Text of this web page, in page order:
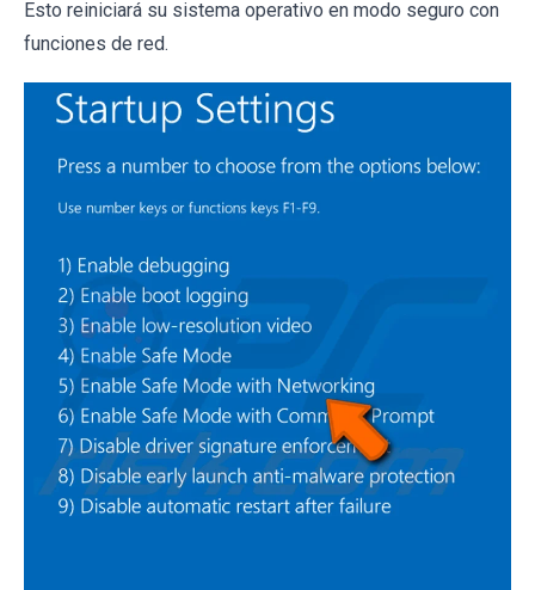
Esto reiniciará su sistema operativo en modo seguro con
funciones de red.